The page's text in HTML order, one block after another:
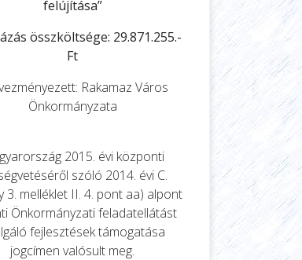
felújítása”
összköltsége: 29.871.255.-
Ft
Rakamaz Város
Önkormányzata
2015. évi központi
szóló 2014. évi C.
3. melléklet II. 4. pont aa) alpont
Önkormányzati feladatellátást
fejlesztések támogatása
jogcímen valósult meg.